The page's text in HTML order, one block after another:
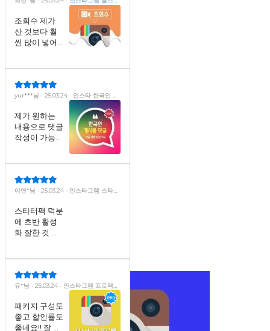
조회수 제가
산 것보다 훨
씬 많이 넣어
요!
yur***님 · 25.03.24 · 인스타 한국인 게
시물 댓글(내용 직접 입력)
제가 원하는
내용으로 댓글
작성이 가능해
와주셔서 수월
했습니다^^
이연*님 · 25.03.24 · 인스타그램 스타터
+저장+공유· (30일)
스타터팩 덕분
에 초반 활성
화 잘한 것 같
ㅎㅎ
유*님 · 25.03.24 · 인스타그램 프로팩
(한국인) ·팔로워+자동 좋아요+노출+저
장+공유· (30일)
패키지 구성도
좋고 할인률도
좋네요!! 잘 이